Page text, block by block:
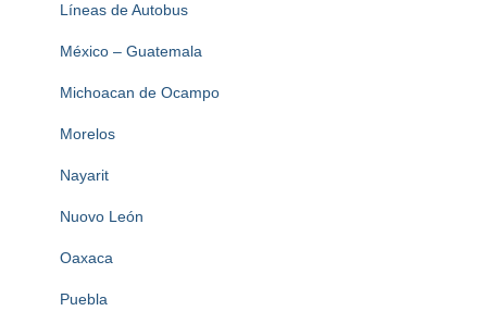
Líneas de Autobus
México – Guatemala
Michoacan de Ocampo
Morelos
Nayarit
Nuovo León
Oaxaca
Puebla